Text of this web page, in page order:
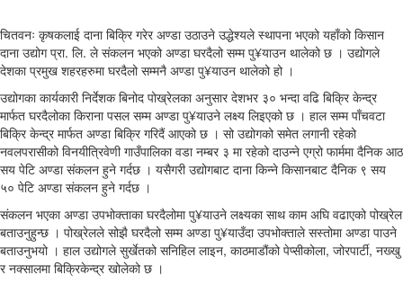
चितवनः कृषकलाई दाना बिक्रि गरेर अण्डा उठाउने उद्धेश्यले स्थापना भएको यहाँको किसान
दाना उद्योग प्रा. लि. ले संकलन भएको अण्डा घरदैलो सम्म पु¥याउन थालेको छ । उद्योगले
देशका प्रमुख शहरहरुमा घरदैलो सम्मनै अण्डा पु¥याउन थालेको हो ।
उद्योगका कार्यकारी निर्देशक बिनोद पोख्रेलका अनुसार देशभर ३० भन्दा वढि बिक्रि केन्द्र
मार्फत घरदैलोका किराना पसल सम्म अण्डा पु¥याउने लक्ष्य लिइएको छ । हाल सम्म पाँचवटा
बिक्रि केन्द्र मार्फत अण्डा बिक्रि गरिदैं आएको छ । सो उद्योगको समेत लगानी रहेको
नवलपरासीको विनयीत्रिवेणी गाउँपालिका वडा नम्बर ३ मा रहेको दाउन्ने एग्रो फार्ममा दैनिक आठ
सय पेटि अण्डा संकलन हुने गर्दछ । यसैगरी उद्योगबाट दाना किन्ने किसानबाट दैनिक ९ सय
५० पेटि अण्डा संकलन हुने गर्दछ ।
संकलन भएका अण्डा उपभोक्ताका घरदैलोमा पु¥याउने लक्ष्यका साथ काम अघि वढाएको पोख्रेल
बताउनुहुन्छ । पोख्रेलले सोझै घरदैलो सम्म अण्डा पु¥याउँदा उपभोक्ताले सस्तोमा अण्डा पाउने
बताउनुभयो । हाल उद्योगले सुर्खेतको सनिहिल लाइन, काठमाडौंको पेप्सीकोला, जोरपार्टी, नख्खु
र नक्सालमा बिक्रिकेन्द्र खोलेको छ ।